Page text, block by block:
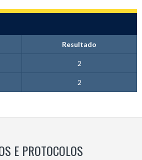
Resultado
2
2
E PROTOCOLOS